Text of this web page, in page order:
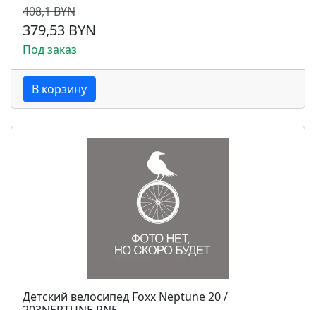
408,1 BYN
379,53 BYN
Под заказ
В корзину
Детский велосипед Foxx Neptune 20 /